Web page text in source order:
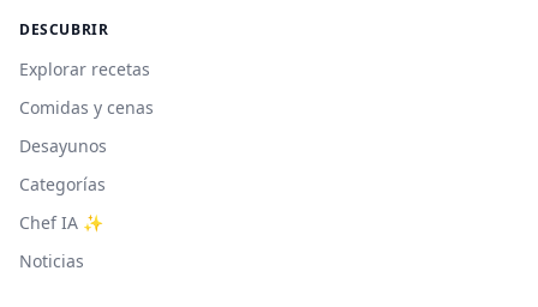
DESCUBRIR
Explorar recetas
Comidas y cenas
Desayunos
Categorías
Chef IA ✨
Noticias